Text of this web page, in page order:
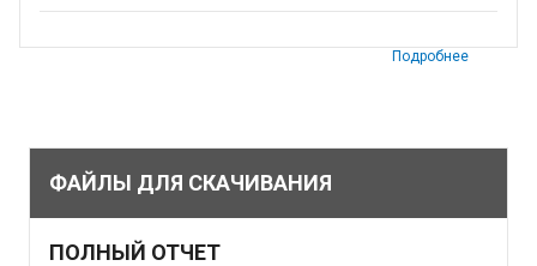
Подробнее
ФАЙЛЫ ДЛЯ СКАЧИВАНИЯ
ПОЛНЫЙ ОТЧЕТ